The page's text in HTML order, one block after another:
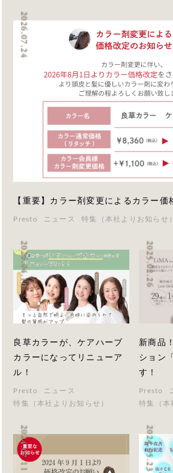
2026.07.24
【重要】カラー剤変更によるカラー価
Presto ニュース 特集（本社よりお知らせ）
2026.04.10
良草カラーが、ケアハーブ
カラーになってリニューア
ル！
Presto
ニュース
特集（本社よりお知らせ）
2025.02.26
新商品
ション
す！
Presto
特集（本
2024.07.11 2024.05.23